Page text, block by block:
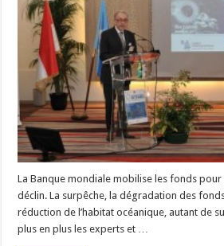
La Banque mondiale mobilise les fonds pour
déclin. La surpêche, la dégradation des
réduction de l’habitat océanique, autant de
plus en plus les experts et …